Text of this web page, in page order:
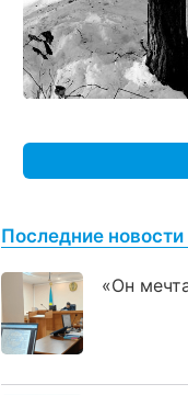
Последние новости
«Он